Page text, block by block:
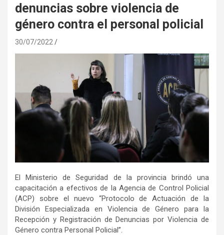
denuncias sobre violencia de
género contra el personal policial
30/07/2022
El Ministerio de Seguridad de la provincia brindó una
capacitación a efectivos de la Agencia de Control Policial
(ACP) sobre el nuevo “Protocolo de Actuación de la
División Especializada en Violencia de Género para la
Recepción y Registración de Denuncias por Violencia de
Género contra Personal Policial’’.